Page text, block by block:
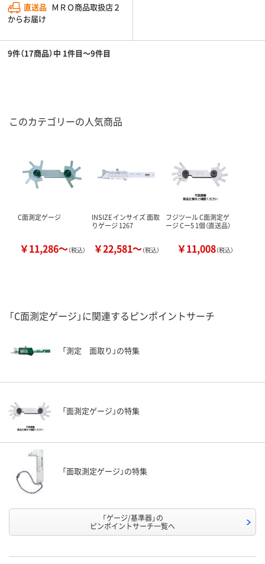
直送品 ＭＲＯ商品取扱店２
からお届け
9件（17商品）中 1件目～9件目
このカテゴリーの人気商品
C面測定ゲージ
￥11,286～（税込）
INSIZE インサイズ 面取
りゲージ 1267
￥22,581～（税込）
フジツール C面測定ゲ
ージ Cー5 1個（直送品）
￥11,008（税込）
「C面測定ゲージ」に関連するピンポイントサーチ
「測定 面取り」の特集
「面測定ゲージ」の特集
「面取測定ゲージ」の特集
「ゲージ/基準器」の
ピンポイントサーチ一覧へ